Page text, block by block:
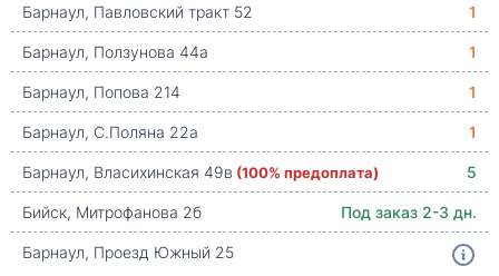
Барнаул, Павловский тракт 52
1
Барнаул, Ползунова 44а
1
Барнаул, Попова 214
1
Барнаул, С.Поляна 22а
1
Барнаул, Власихинская 49в (100% предоплата)
5
Бийск, Митрофанова 2б
Под заказ 2-3 дн.
Барнаул, Проезд Южный 25